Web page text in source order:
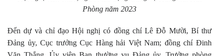
Phòng năm 2023
Đến dự và chỉ đạo Hội nghị có đồng chí Lê Đỗ Mười, Bí thư
Đảng ủy, Cục trưởng Cục Hàng hải Việt Nam; đồng chí Đinh